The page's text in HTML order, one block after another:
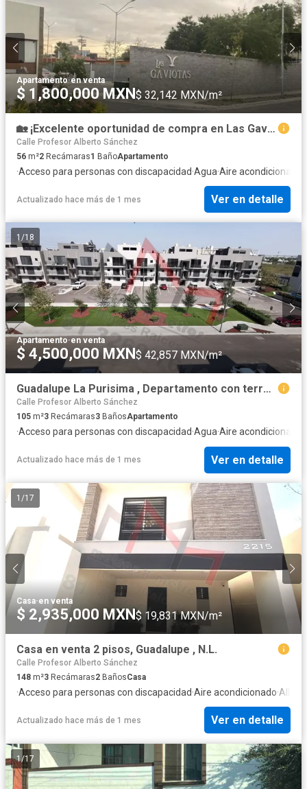
Apartamento·en venta
$ 1,800,000 MXN$ 32,142 MXN/m²
🏡 ¡Excelente oportunidad de compra en Las Gaviotas, Guadalupe, NL!
Calle Profesor Alberto Sánchez
56 m²2 Recámaras1 BañoApartamento
·Acceso para personas con discapacidad·Agua·Aire acondicionado
Actualizado hace más de 1 mes Ver en detalle
1 /18
Apartamento·en venta
$ 4,500,000 MXN $ 42,857 MXN/m²
Guadalupe La Purisima , Departamento con terraza y asador.
Calle Profesor Alberto Sánchez
105 m²3 Recámaras3 BañosApartamento
·Acceso para personas con discapacidad·Agua·Aire acondicionado
Actualizado hace más de 1 mes Ver en detalle
1 /17
Casa·en venta
$ 2,935,000 MXN$ 19,831 MXN/m²
Casa en venta 2 pisos, Guadalupe , N.L.
Calle Profesor Alberto Sánchez
148 m²3 Recámaras2 BañosCasa
·Acceso para personas con discapacidad·Aire acondicionado·
Actualizado hace más de 1 mes Ver en detalle
1 /17